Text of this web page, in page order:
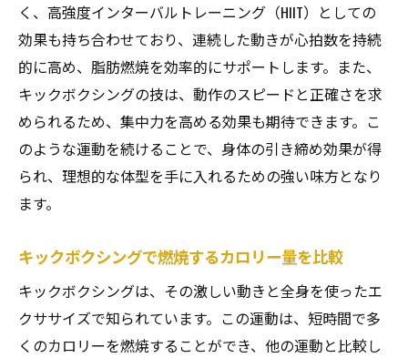
く、高強度インターバルトレーニング（HIIT）としての
効果も持ち合わせており、連続した動きが心拍数を持続
的に高め、脂肪燃焼を効率的にサポートします。また、
キックボクシングの技は、動作のスピードと正確さを求
められるため、集中力を高める効果も期待できます。こ
のような運動を続けることで、身体の引き締め効果が得
られ、理想的な体型を手に入れるための強い味方となり
ます。
キックボクシングで燃焼するカロリー量を比較
キックボクシングは、その激しい動きと全身を使ったエ
クササイズで知られています。この運動は、短時間で多
くのカロリーを燃焼することができ、他の運動と比較し